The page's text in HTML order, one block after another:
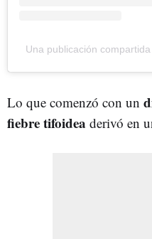
Una publicación
Lo que comenzó con un
fiebre tifoidea derivó en